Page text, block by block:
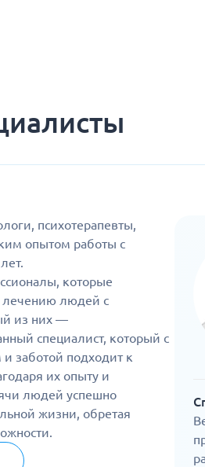
психотерапевты,
опытом работы с
которые
лечению людей с
из них —
специалист, который с
заботой подходит к
их опыту и
людей успешно
жизни, обретая